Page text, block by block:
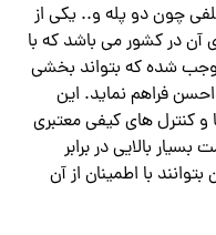
چون دو پله و.. یکی از
آن در کشور می باشد که با
شده که بتواند بخشی
فراهم نماید. این
کنترل های کیفی معتبری
بالایی در برابر
با اطمینان از آن